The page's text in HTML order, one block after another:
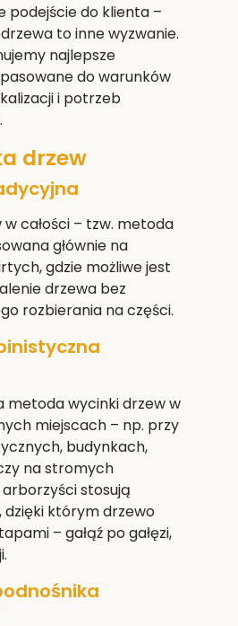
podejście do klienta–
to inne wyzwanie.
najlepsze
do warunków
i potrzeb
drzew
całości – tzw. metoda
głównie na
gdzie możliwe jest
drzewa bez
rozbierania na części.
metoda wycinki drzew w
miejscach – np. przy
budynkach,
na stromych
stosują
dzięki którym drzewo
– gałąź po gałęzi,